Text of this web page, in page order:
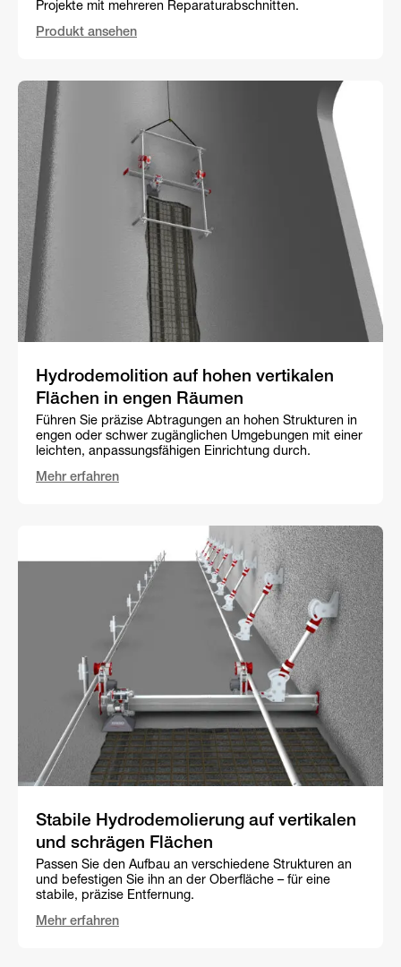
Projekte mit mehreren Reparaturabschnitten.
Produkt ansehen
Hydrodemolition auf hohen vertikalen
Flächen in engen Räumen
Führen Sie präzise Abtragungen an hohen Strukturen in
engen oder schwer zugänglichen Umgebungen mit einer
leichten, anpassungsfähigen Einrichtung durch.
Mehr erfahren
Stabile Hydrodemolierung auf vertikalen
und schrägen Flächen
Passen Sie den Aufbau an verschiedene Strukturen an
und befestigen Sie ihn an der Oberfläche – für eine
stabile, präzise Entfernung.
Mehr erfahren